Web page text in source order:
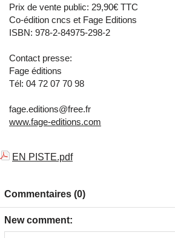
Prix de vente public: 29,90€ TTC
Co-édition cncs et Fage Editions
ISBN: 978-2-84975-298-2
Contact presse:
Fage éditions
Tél: 04 72 07 70 98
fage.editions@free.fr
www.fage-editions.com
EN PISTE.pdf
Commentaires (0)
New comment: